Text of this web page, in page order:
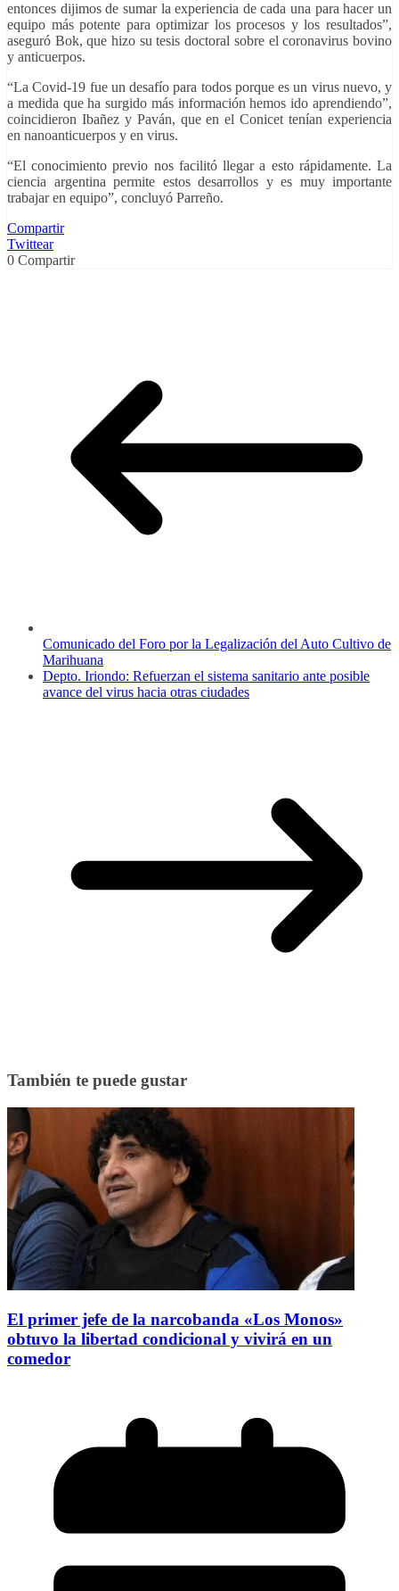
entonces dijimos de sumar la experiencia de cada una para hacer un
equipo más potente para optimizar los procesos y los resultados”,
aseguró Bok, que hizo su tesis doctoral sobre el coronavirus bovino
y anticuerpos.
“La Covid-19 fue un desafío para todos porque es un virus nuevo, y
a medida que ha surgido más información hemos ido aprendiendo”,
coincidieron Ibañez y Paván, que en el Conicet tenían experiencia
en nanoanticuerpos y en virus.
“El conocimiento previo nos facilitó llegar a esto rápidamente. La
ciencia argentina permite estos desarrollos y es muy importante
trabajar en equipo”, concluyó Parreño.
Compartir
Twittear
0 Compartir
Comunicado del Foro por la Legalización del Auto Cultivo de
Marihuana
Depto. Iriondo: Refuerzan el sistema sanitario ante posible
avance del virus hacia otras ciudades
También te puede gustar
El primer jefe de la narcobanda «Los Monos»
obtuvo la libertad condicional y vivirá en un
comedor